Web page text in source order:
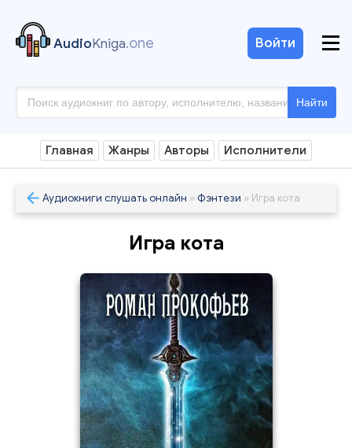
AudioKniga.one
Найти
Войти
Главная Жанры Авторы Исполнители
Аудиокниги слушать онлайн » Фэнтези » Игра кота
Игра кота